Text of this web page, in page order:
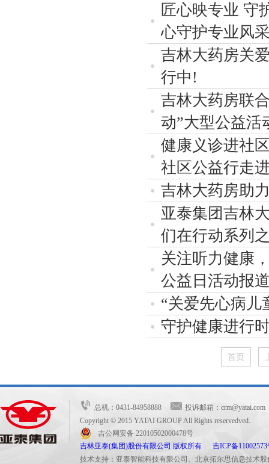
匠心映专业
心守护专业风
吉林大药房关
行中!
吉林大药房联
动”大型公益活
健康义诊进社
社区公益行走
吉林大药房助
亚泰集团吉林
们在行动系列
关注听力健康
公益日活动报
“关爱先心病儿
守护健康进行
首页
总机：0431-84958888
投诉邮箱：
Copyright © 2015 YATAI GROUP All Rights reservedved.
吉公网安备 22010502000478号
吉林亚泰(集团)股份有限公司 版权所有 吉ICP备11002573
技术支持：亚泰智能科技有限公司、北京拓尔思信息技术